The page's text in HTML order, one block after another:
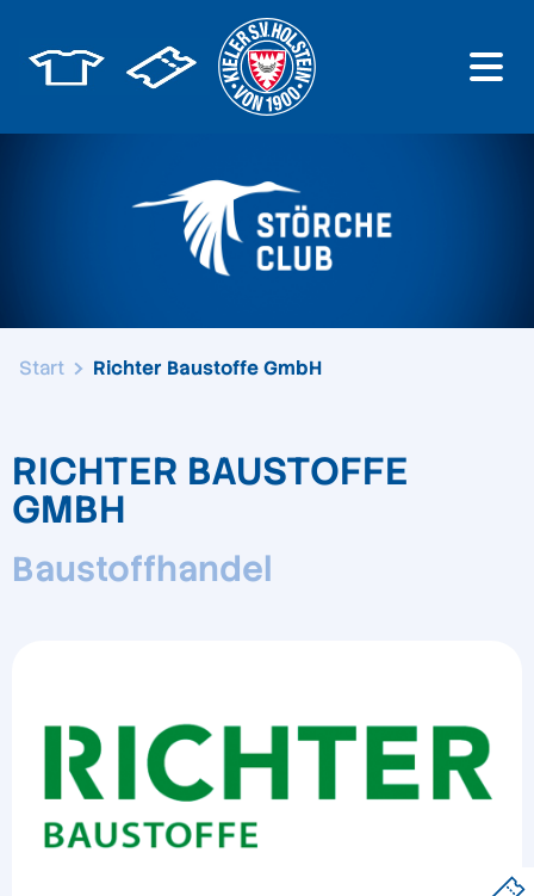
Start Richter Baustoffe GmbH
RICHTER BAUSTOFFE
GMBH
Baustoffhandel